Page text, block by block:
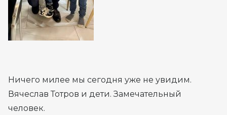
Ничего милее мы сегодня уже не увидим.
Вячеслав Тотров и дети. Замечательный
человек.